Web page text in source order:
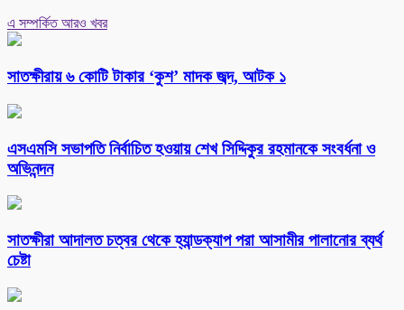
এ সম্পর্কিত আরও খবর
সাতক্ষীরায় ৬ কোটি টাকার ‘কুশ’ মাদক জব্দ, আটক ১
এসএমসি সভাপতি নির্বাচিত হওয়ায় শেখ সিদ্দিকুর রহমানকে সংবর্ধনা ও
অভিনন্দন
সাতক্ষীরা আদালত চত্বর থেকে হ্যান্ডক্যাপ পরা আসামীর পালানোর ব্যর্থ
চেষ্টা